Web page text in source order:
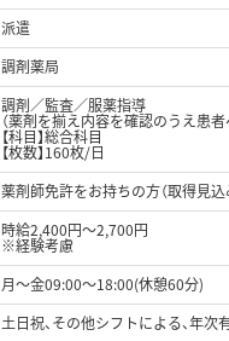
派遣
調剤薬局
調剤／監査／服薬指導
（薬剤を揃え内容を確認のうえ患
【科目】総合科目
【枚数】160枚/日
薬剤師免許をお持ちの方（取得見込
時給2,400円～2,700円
※経験考慮
月～金09:00～18:00(休憩60分)
土日祝、その他シフトによる、年次